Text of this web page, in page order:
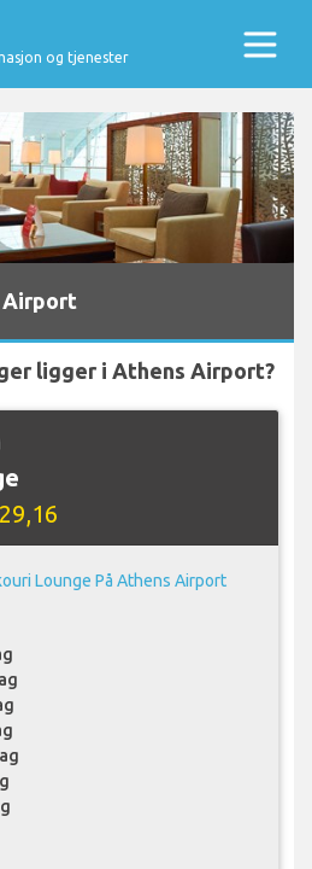
og tjenester
Airport
ligger i Athens Airport?